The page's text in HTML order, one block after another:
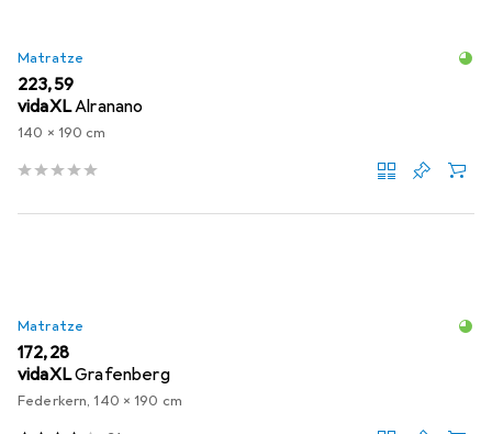
Matratze
EUR
223,59
vidaXLAlranano
140 x 190 cm
Matratze
EUR
172,28
vidaXLGrafenberg
Federkern, 140 x 190 cm